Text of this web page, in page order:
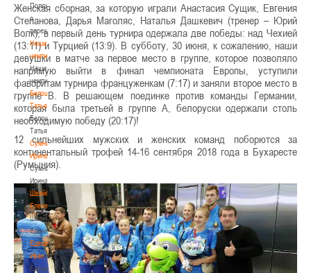
Положение
о
переходах
Наши
чемпионы
Наши
чемпионы
Белошапко
Татьяна
Белошапко
Татьяна
Сумникова
Ирина
Сумникова
Ирина
Швайбович
Елена
Швайбович
Елена
Едешко
Иван
Едешко
Женская сборная, за которую играли Анастасия Сущик, Евгения
Степанова, Дарья Маголяс, Наталья Дашкевич (тренер – Юрий
Волк), в первый день турнира одержала две победы: над Чехией
(13:11) и Турцией (13:9). В субботу, 30 июня, к сожалению, наши
девушки в матче за первое место в группе, которое позволяло
напрямую выйти в финал чемпионата Европы, уступили
фаворитам турнира француженкам (7:17) и заняли второе место в
группе В. В решающем поединке против команды Германии,
которая была третьей в группе А, белоруски одержали столь
необходимую победу (20:17)!
12 сильнейших мужских и женских команд поборются за
континентальный трофей 14-16 сентября 2018 года в Бухаресте
(Румыния).